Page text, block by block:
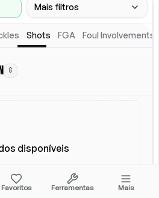
Mais filtros
Shots FGA Foul Involvements
G
disponíveis
Favoritos Ferramentas Mais